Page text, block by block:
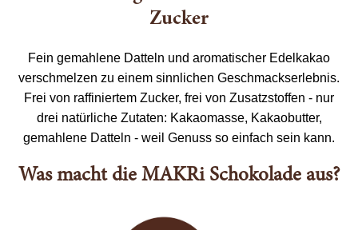
Zucker
Fein gemahlene Datteln und aromatischer Edelkakao
verschmelzen zu einem sinnlichen Geschmackserlebnis.
Frei von raffiniertem Zucker, frei von Zusatzstoffen - nur
drei natürliche Zutaten: Kakaomasse, Kakaobutter,
gemahlene Datteln - weil Genuss so einfach sein kann.
Was macht die MAKRi Schokolade aus?